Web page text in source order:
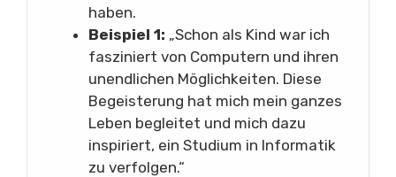
haben.
Beispiel 1: „Schon als Kind war ich
fasziniert von Computern und ihren
unendlichen Möglichkeiten. Diese
Begeisterung hat mich mein ganzes
Leben begleitet und mich dazu
inspiriert, ein Studium in Informatik
zu verfolgen.“